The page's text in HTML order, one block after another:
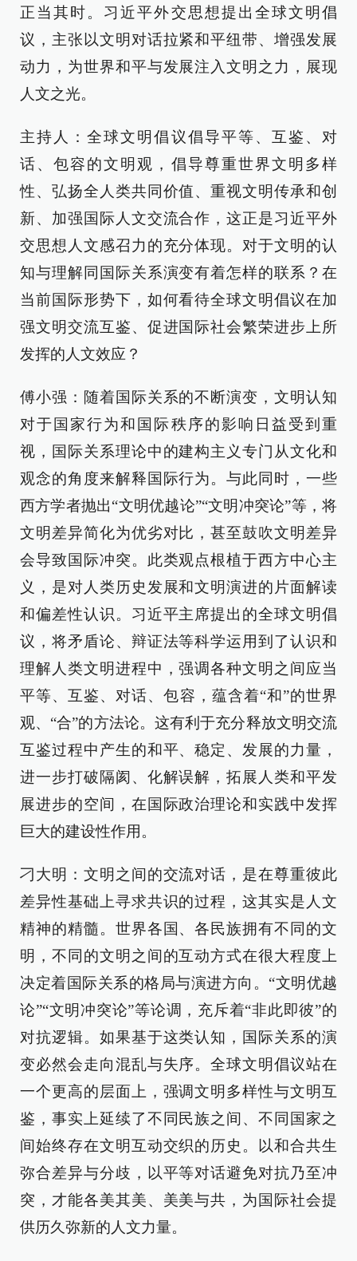
正当其时。习近平外交思想提出全球文明倡
议，主张以文明对话拉紧和平纽带、增强发展
动力，为世界和平与发展注入文明之力，展现
人文之光。
主持人：全球文明倡议倡导平等、互鉴、对
话、包容的文明观，倡导尊重世界文明多样
性、弘扬全人类共同价值、重视文明传承和创
新、加强国际人文交流合作，这正是习近平外
交思想人文感召力的充分体现。对于文明的认
知与理解同国际关系演变有着怎样的联系？在
当前国际形势下，如何看待全球文明倡议在加
强文明交流互鉴、促进国际社会繁荣进步上所
发挥的人文效应？
傅小强：随着国际关系的不断演变，文明认知
对于国家行为和国际秩序的影响日益受到重
视，国际关系理论中的建构主义专门从文化和
观念的角度来解释国际行为。与此同时，一些
西方学者抛出“文明优越论”“文明冲突论”等，将
文明差异简化为优劣对比，甚至鼓吹文明差异
会导致国际冲突。此类观点根植于西方中心主
义，是对人类历史发展和文明演进的片面解读
和偏差性认识。习近平主席提出的全球文明倡
议，将矛盾论、辩证法等科学运用到了认识和
理解人类文明进程中，强调各种文明之间应当
平等、互鉴、对话、包容，蕴含着“和”的世界
观、“合”的方法论。这有利于充分释放文明交流
互鉴过程中产生的和平、稳定、发展的力量，
进一步打破隔阂、化解误解，拓展人类和平发
展进步的空间，在国际政治理论和实践中发挥
巨大的建设性作用。
刁大明：文明之间的交流对话，是在尊重彼此
差异性基础上寻求共识的过程，这其实是人文
精神的精髓。世界各国、各民族拥有不同的文
明，不同的文明之间的互动方式在很大程度上
决定着国际关系的格局与演进方向。“文明优越
论”“文明冲突论”等论调，充斥着“非此即彼”的
对抗逻辑。如果基于这类认知，国际关系的演
变必然会走向混乱与失序。全球文明倡议站在
一个更高的层面上，强调文明多样性与文明互
鉴，事实上延续了不同民族之间、不同国家之
间始终存在文明互动交织的历史。以和合共生
弥合差异与分歧，以平等对话避免对抗乃至冲
突，才能各美其美、美美与共，为国际社会提
供历久弥新的人文力量。